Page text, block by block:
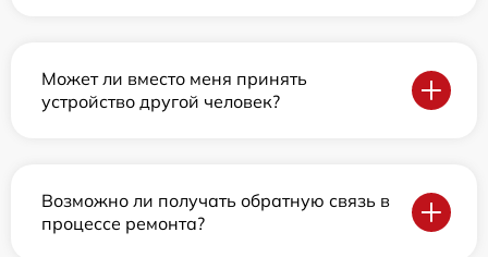
Может ли вместо меня принять
устройство другой человек?
Возможно ли получать обратную связь в
процессе ремонта?